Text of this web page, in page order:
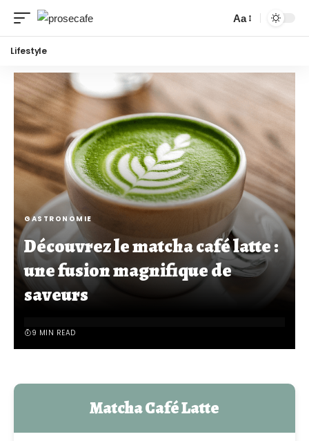
Aa
Lifestyle
GASTRONOMIE
Découvrez le matcha café latte :
une fusion magnifique de
saveurs
9 MIN READ
Matcha Café Latte